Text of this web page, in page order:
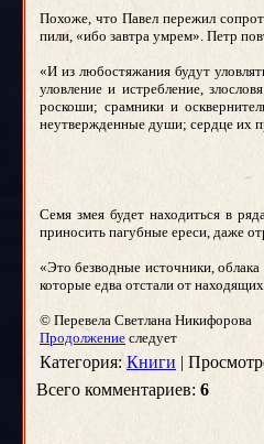
Похоже, что Павел пережил
пили, «ибо завтра умрем». Петр
«И из любостяжания будут
уловление и истребление,
роскоши; срамники и
неутвержденные души; сердце их
Семя змея будет находиться в
приносить пагубные ереси, даже
«Это безводные источники,
которые едва отстали от
© Перевела Светлана Никифорова
Продолжение следует
Категория: Книги |
Всего комментариев: 6